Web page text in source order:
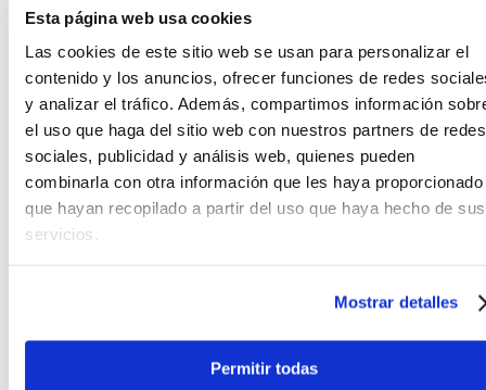
Esta página web usa cookies
Las cookies de este sitio web se usan para personalizar el
contenido y los anuncios, ofrecer funciones de redes
y analizar el tráfico. Además, compartimos información
el uso que haga del sitio web con nuestros partners de redes
sociales, publicidad y análisis web, quienes pueden
combinarla con otra información que les haya proporcionado
que hayan recopilado a partir del uso que haya hecho de sus
servicios.
Mostrar detalles
Permitir todas
Controles familiares, ajusta Drive, Tone y Level
para moldear tu sonido con facilidad.
Construcción premium brinda durabilidad
garantizada con componentes de alta
calidad.
True bypass que antiene la integridad de tu
señal cuando el pedal no está en uso.
Un legado de tono inigualable